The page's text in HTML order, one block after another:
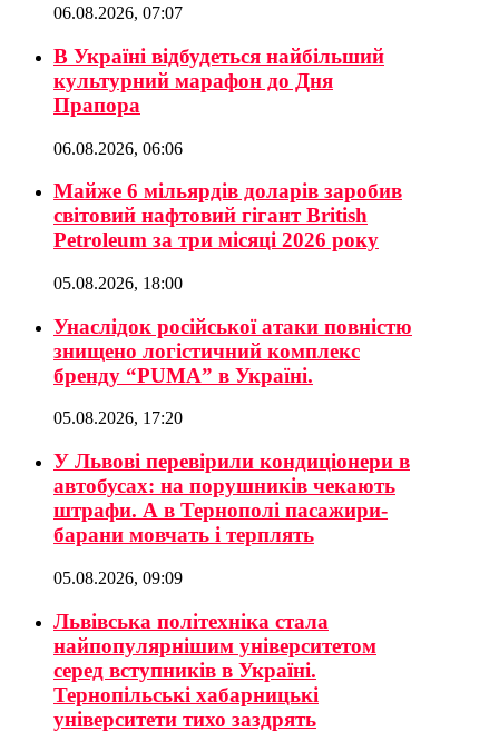
06.08.2026, 07:07
В Україні відбудеться найбільший
культурний марафон до Дня
Прапора
06.08.2026, 06:06
Майже 6 мільярдів доларів заробив
світовий нафтовий гігант British
Petroleum за три місяці 2026 року
05.08.2026, 18:00
Унаслідок російської атаки повністю
знищено логістичний комплекс
бренду “PUMA” в Україні.
05.08.2026, 17:20
У Львові перевірили кондиціонери в
автобусах: на порушників чекають
штрафи. А в Тернополі пасажири-
барани мовчать і терплять
05.08.2026, 09:09
Львівська політехніка стала
найпопулярнішим університетом
серед вступників в Україні.
Тернопільські хабарницькі
університети тихо заздрять